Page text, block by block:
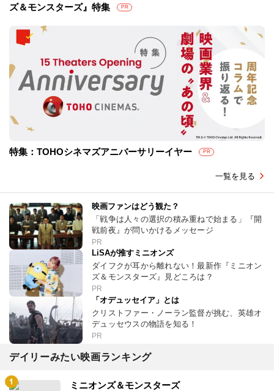
ズ＆モンスターズ』特集
PR
特集：TOHOシネマズアニバーサリーイヤー PR
一覧を見る
映画ファンはどう観た？
「戦争は人々の選択の積み重ねで始まる」『開
戦前夜』が問いかけるメッセージ
PR
LiSAが推すミニオンズ
ダイフクが耳から離れない！最新作『ミニオン
ズ＆モンスターズ』見どころは？
PR
「オデュッセイア」とは
クリストファー・ノーラン監督が挑む、英雄オ
デュッセウスの物語を知る！
PR
デイリーみたい映画ランキング
ミニオンズ＆モンスターズ